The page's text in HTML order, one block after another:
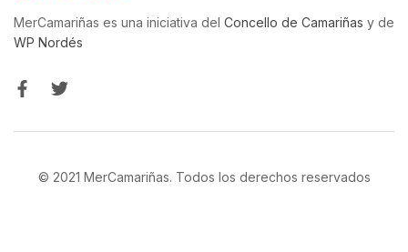
MerCamariñas es una iniciativa del Concello de Camariñas y de
WP Nordés
© 2021 MerCamariñas. Todos los derechos reservados